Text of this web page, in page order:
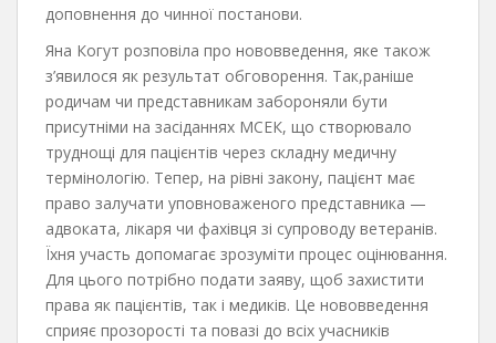
доповнення до чинної постанови.
Яна Когут розповіла про нововведення, яке також
з’явилося як результат обговорення. Так,раніше
родичам чи представникам забороняли бути
присутніми на засіданнях МСЕК, що створювало
труднощі для пацієнтів через складну медичну
термінологію. Тепер, на рівні закону, пацієнт має
право залучати уповноваженого представника —
адвоката, лікаря чи фахівця зі супроводу ветеранів.
Їхня участь допомагає зрозуміти процес оцінювання.
Для цього потрібно подати заяву, щоб захистити
права як пацієнтів, так і медиків. Це нововведення
сприяє прозорості та повазі до всіх учасників